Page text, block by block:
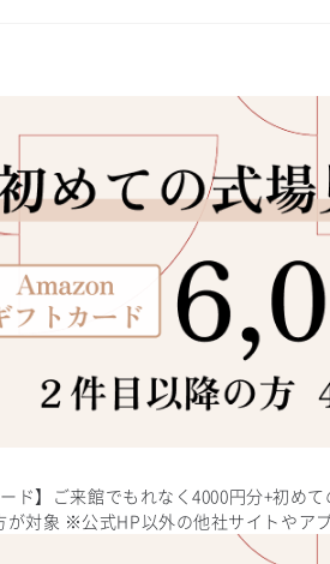
ド】ご来館でもれなく4000円分+初
対象 ※公式HP以外の他社サイトやア